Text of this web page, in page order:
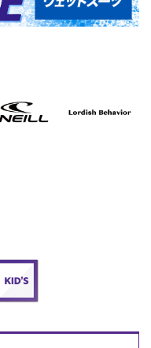
用ガイド
ランク